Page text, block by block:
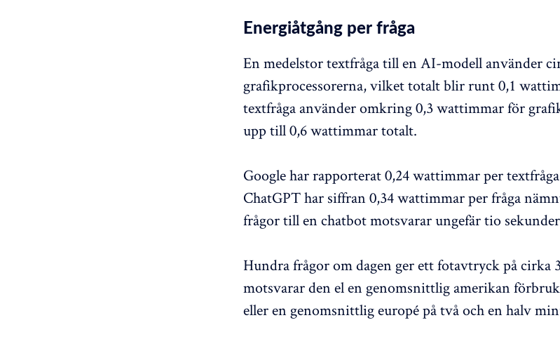
Energiåtgång per fråga
En medelstor textfråga till en AI-modell använder
grafikprocessorerna, vilket totalt blir runt 0,1
textfråga använder omkring 0,3 wattimmar för
upp till 0,6 wattimmar totalt.
Google har rapporterat 0,24 wattimmar per
ChatGPT har siffran 0,34 wattimmar per fråga
frågor till en chatbot motsvarar ungefär tio
Hundra frågor om dagen ger ett fotavtryck på cirka
motsvarar den el en genomsnittlig amerikan
eller en genomsnittlig europé på två och en halv